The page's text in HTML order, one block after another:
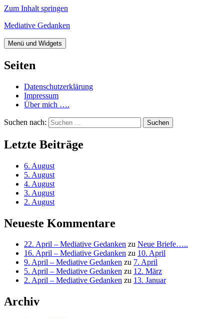
Zum Inhalt springen
Mediative Gedanken
Menü und Widgets
Seiten
Datenschutzerklärung
Impressum
Über mich ….
Suchen nach:
Letzte Beiträge
6. August
5. August
4. August
3. August
2. August
Neueste Kommentare
22. April – Mediative Gedanken zu Neue Briefe…..
16. April – Mediative Gedanken zu 10. April
9. April – Mediative Gedanken zu 7. April
5. April – Mediative Gedanken zu 12. März
2. April – Mediative Gedanken zu 13. Januar
Archiv